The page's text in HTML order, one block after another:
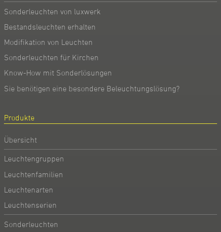
Sonderleuchten von luxwerk
Bestandsleuchten erhalten
Modifikation von Leuchten
Sonderleuchten für Kirchen
Know-How mit Sonderlösungen
Sie benötigen eine besondere Beleuchtungslösung?
Produkte
Übersicht
Leuchtengruppen
Leuchtenfamilien
Leuchtenarten
Leuchtenserien
Sonderleuchten